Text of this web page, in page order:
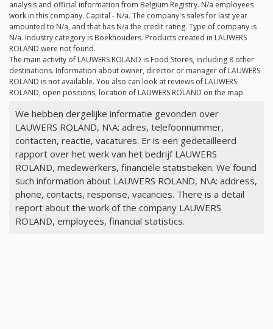
analysis and official information from Belgium Registry. N/a employees
work in this company. Capital - N/a. The company's sales for last year
amounted to N/a, and that has N/a the credit rating. Type of company is
N/a. Industry category is Boekhouders. Products created in LAUWERS
ROLAND were not found.
The main activity of LAUWERS ROLAND is Food Stores, including 8 other
destinations. Information about owner, director or manager of LAUWERS
ROLAND is not available. You also can look at reviews of LAUWERS
ROLAND, open positions, location of LAUWERS ROLAND on the map.
We hebben dergelijke informatie gevonden over
LAUWERS ROLAND, N\A: adres, telefoonnummer,
contacten, reactie, vacatures. Er is een gedetailleerd
rapport over het werk van het bedrijf LAUWERS
ROLAND, medewerkers, financiële statistieken. We found
such information about LAUWERS ROLAND, N\A: address,
phone, contacts, response, vacancies. There is a detail
report about the work of the company LAUWERS
ROLAND, employees, financial statistics.